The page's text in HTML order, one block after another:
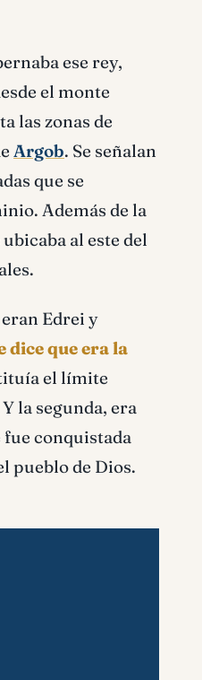
ese rey,
el monte
las zonas de
Argob. Se señalan
que se
Además de la
al este del
Edrei y
dice que era la
el límite
la segunda, era
conquistada
pueblo de Dios.